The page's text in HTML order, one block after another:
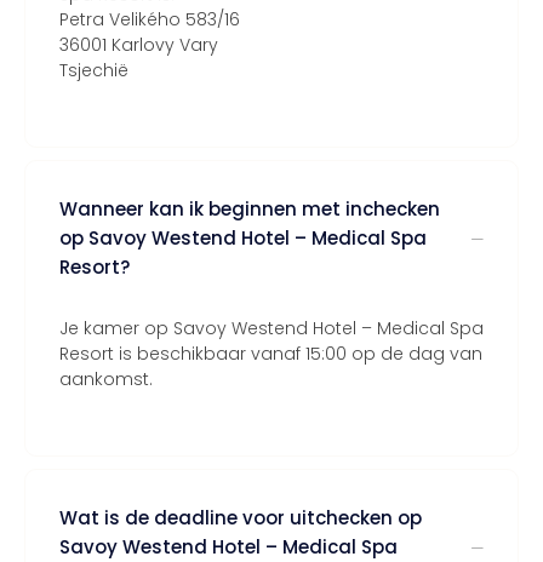
Petra Velikého 583/16
36001 Karlovy Vary
Tsjechië
Wanneer kan ik beginnen met inchecken
op Savoy Westend Hotel – Medical Spa
Resort?
Je kamer op Savoy Westend Hotel – Medical Spa
Resort is beschikbaar vanaf 15:00 op de dag van
aankomst.
Wat is de deadline voor uitchecken op
Savoy Westend Hotel – Medical Spa